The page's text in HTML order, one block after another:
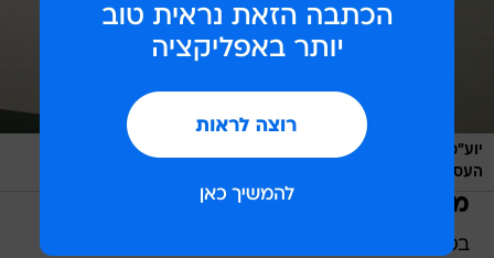
יוע"מ שמוליק גני. מוניטין הוא אותו כוח שמושך לקוחות להגיע אל
העסק
מה זה מוניטין?
בספרי החוק אין הגדרה ממצה למושג "מוניטין" אך